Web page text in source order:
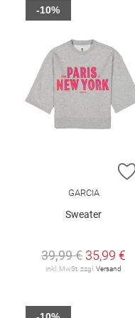
GARCIA
Sweater
39,99 € 35,99 €
inkl. MwSt. zzgl.Versand
-10%